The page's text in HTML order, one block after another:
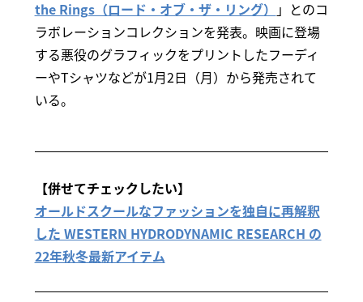
the Rings（ロード・オブ・ザ・リング） 」とのコ
ラボレーションコレクションを発表。映画に登場
する悪役のグラフィックをプリントしたフーディ
ーやTシャツなどが1月2日（月）から発売されて
いる。
【併せてチェックしたい】
オールドスクールなファッションを独自に再解釈
した WESTERN HYDRODYNAMIC RESEARCH の
22年秋冬最新アイテム